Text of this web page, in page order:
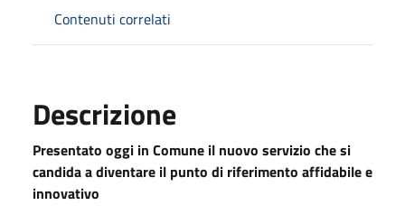
Contenuti correlati
Descrizione
Presentato oggi in Comune il nuovo servizio che si
candida a diventare il punto di riferimento affidabile e
innovativo